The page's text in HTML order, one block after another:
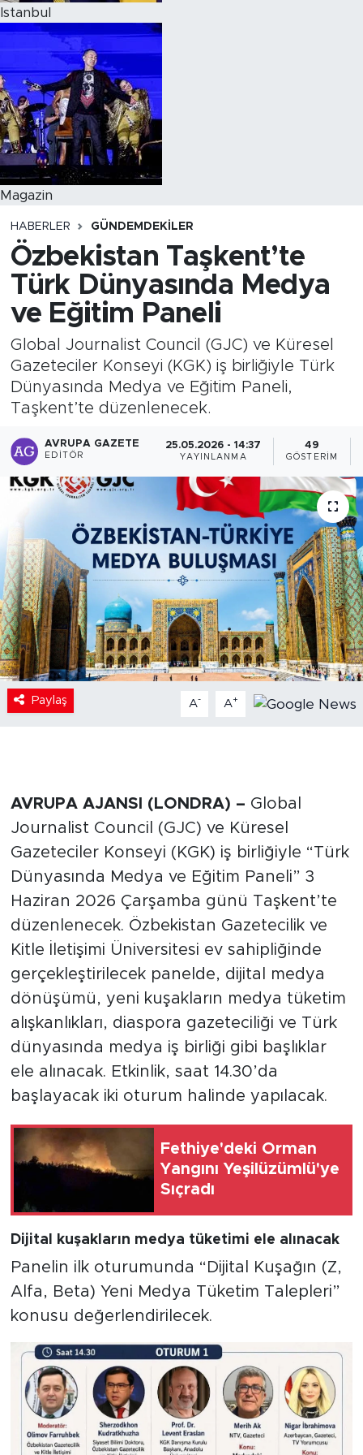
Istanbul
Magazin
HABERLER GÜNDEMDEKİLER
Özbekistan Taşkent’te
Türk Dünyasında Medya
ve Eğitim Paneli
Global Journalist Council (GJC) ve Küresel
Gazeteciler Konseyi (KGK) iş birliğiyle Türk
Dünyasında Medya ve Eğitim Paneli,
Taşkent’te düzenlenecek.
AVRUPA GAZETE
EDITÖR
25.05.2026 - 14:37
YAYINLANMA
49
GÖSTERIM
Paylaş A- A+
AVRUPA AJANSI (LONDRA) – Global
Journalist Council (GJC) ve Küresel
Gazeteciler Konseyi (KGK) iş birliğiyle “Türk
Dünyasında Medya ve Eğitim Paneli” 3
Haziran 2026 Çarşamba günü Taşkent’te
düzenlenecek. Özbekistan Gazetecilik ve
Kitle İletişimi Üniversitesi ev sahipliğinde
gerçekleştirilecek panelde, dijital medya
dönüşümü, yeni kuşakların medya tüketim
alışkanlıkları, diaspora gazeteciliği ve Türk
dünyasında medya iş birliği gibi başlıklar
ele alınacak. Etkinlik, saat 14.30’da
başlayacak iki oturum halinde yapılacak.
Fethiye'deki Orman
Yangını Yeşilüzümlü'ye
Sıçradı
Dijital kuşakların medya tüketimi ele alınacak
Panelin ilk oturumunda “Dijital Kuşağın (Z,
Alfa, Beta) Yeni Medya Tüketim Talepleri”
konusu değerlendirilecek.